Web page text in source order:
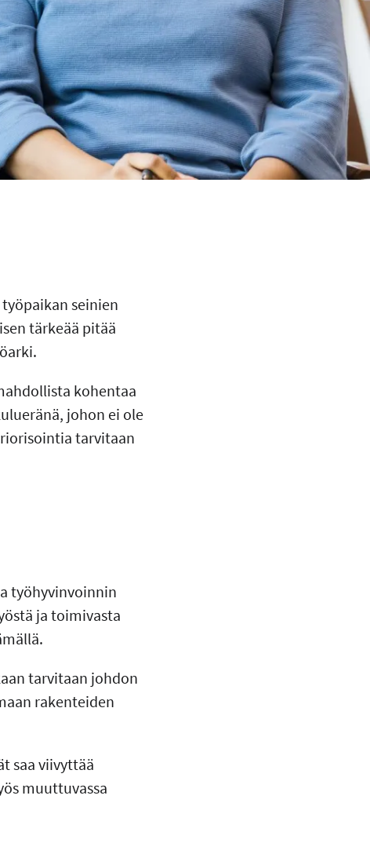
seinien
tärkeää pitää
kohentaa
johon ei ole
tarvitaan
työhyvinvoinnin
ja toimivasta
tarvitaan johdon
rakenteiden
saa viivyttää
muuttuvassa